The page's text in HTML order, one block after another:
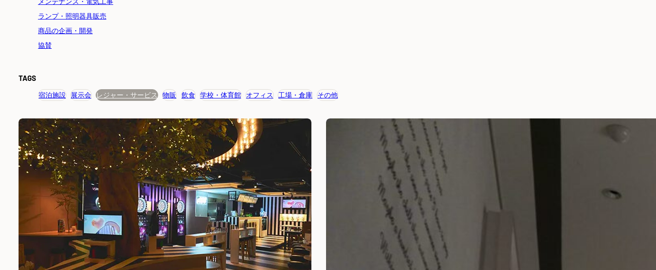
ランプ・照明器具販売
商品の企画・開発
協賛
TAGS
宿泊施設 展示会 レジャー・サービス 物販 飲食 学校・体育館 オフィス 工場・倉庫 その他